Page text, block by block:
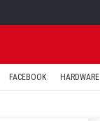
FACEBOOK HARDWARE